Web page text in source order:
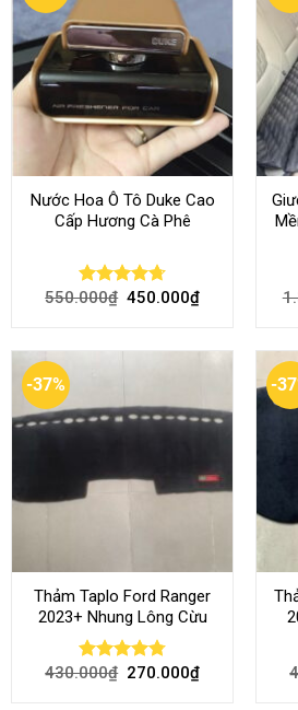
Nước Hoa Ô Tô Duke Cao
Cấp Hương Cà Phê
Rated4.70
550.000₫ 450.000₫
-37%
Thảm Taplo Ford Ranger
2023+ Nhung Lông Cừu
Rated 4.80
430.000₫ 270.000₫
-